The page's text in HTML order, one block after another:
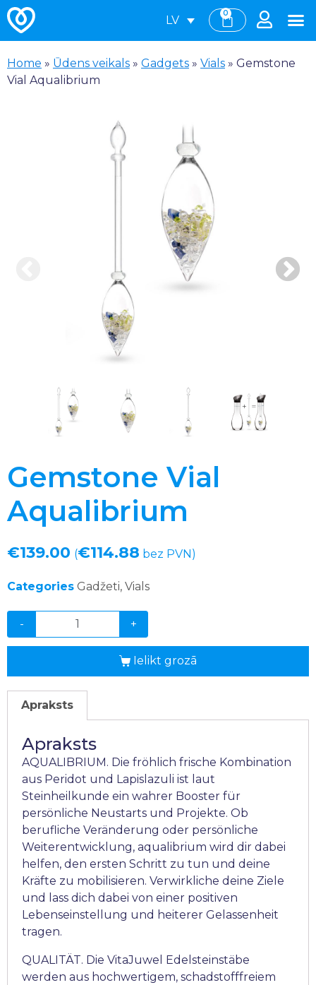
LV
0
Home » Ūdens veikals » Gadgets » Vials » Gemstone
Vial Aqualibrium
Gemstone Vial
Aqualibrium
€139.00 (€114.88 bez PVN)
Categories Gadžeti, Vials
- +
Ielikt grozā
Apraksts
Apraksts
AQUALIBRIUM. Die fröhlich frische Kombination
aus Peridot und Lapislazuli ist laut
Steinheilkunde ein wahrer Booster für
persönliche Neustarts und Projekte. Ob
berufliche Veränderung oder persönliche
Weiterentwicklung, aqualibrium wird dir dabei
helfen, den ersten Schritt zu tun und deine
Kräfte zu mobilisieren. Verwirkliche deine Ziele
und lass dich dabei von einer positiven
Lebenseinstellung und heiterer Gelassenheit
tragen.
QUALITÄT. Die VitaJuwel Edelsteinstäbe
werden aus hochwertigem, schadstofffreiem